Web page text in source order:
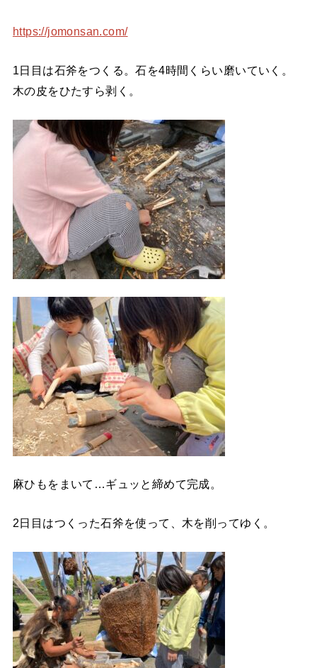
https://jomonsan.com/
1日目は石斧をつくる。石を4時間くらい磨いていく。
木の皮をひたすら剥く。
麻ひもをまいて…ギュッと締めて完成。
2日目はつくった石斧を使って、木を削ってゆく。